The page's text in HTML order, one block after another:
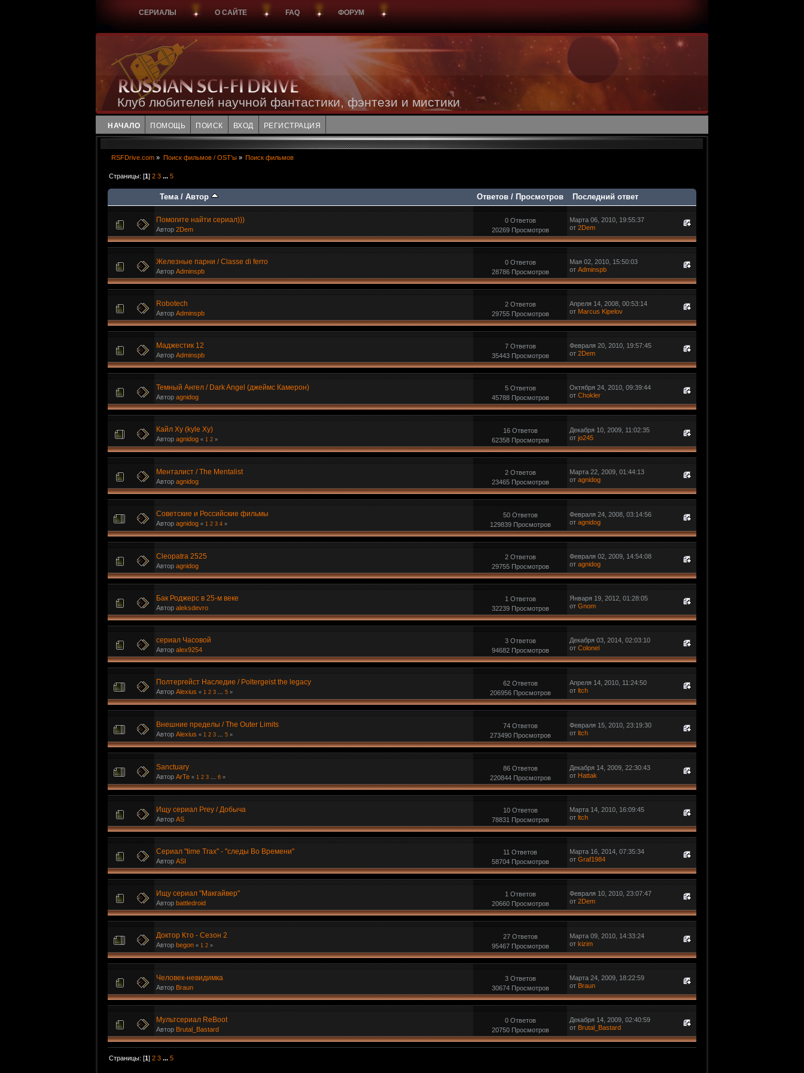
СЕРИАЛЫ О САЙТЕ FAQ ФОРУМ
Клуб любителей научной фантастики, фэнтези и мистики
НАЧАЛО ПОМОЩЬ ПОИСК ВХОД РЕГИСТРАЦИЯ
RSFDrive.com » Поиск фильмов / OST'ы» Поиск фильмов
Страницы: [1]2 3 ...5
Тема/Автор Ответов / Просмотров Последний ответ
Помогите найти сериал)))
Автор 2Dem
0 Ответов
20269 Просмотров
Марта 06, 2010, 19:55:37
от 2Dem
Железные парни / Сlasse di ferro
Автор Adminspb
0 Ответов
28786 Просмотров
Мая 02, 2010, 15:50:03
от Adminspb
Robotech
Автор Adminspb
2 Ответов
29755 Просмотров
Апреля 14, 2008, 00:53:14
от Marcus Kipelov
Маджестик 12
Автор Adminspb
7 Ответов
35443 Просмотров
Февраля 20, 2010, 19:57:45
от 2Dem
Темный Ангел / Dark Angel (джеймс Камерон)
Автор agnidog
5 Ответов
45788 Просмотров
Октября 24, 2010, 09:39:44
от Chokler
Кайл Xy (kyle Xy)
Автор agnidog « 1 2 »
16 Ответов
62358 Просмотров
Декабря 10, 2009, 11:02:35
от jo245
Менталист / The Mentalist
Автор agnidog
2 Ответов
23465 Просмотров
Марта 22, 2009, 01:44:13
от agnidog
Советские и Российские фильмы
Автор agnidog « 1 2 3 4 »
50 Ответов
129839 Просмотров
Февраля 24, 2008, 03:14:56
от agnidog
Cleopatra 2525
Автор agnidog
2 Ответов
29755 Просмотров
Февраля 02, 2009, 14:54:08
от agnidog
Бак Роджерс в 25-м веке
Автор aleksdevro
1 Ответов
32239 Просмотров
Января 19, 2012, 01:28:05
от Gnom
сериал Часовой
Автор alex9254
3 Ответов
94682 Просмотров
Декабря 03, 2014, 02:03:10
от Colonel
Полтергейст Наследие / Poltergeist the legacy
Автор Alexius « 1 2 3 ... 5 »
62 Ответов
206956 Просмотров
Апреля 14, 2010, 11:24:50
от ltch
Внешние пределы / The Outer Limits
Автор Alexius « 1 2 3 ... 5 »
74 Ответов
273490 Просмотров
Февраля 15, 2010, 23:19:30
от ltch
Sanctuary
Автор ArTe « 1 2 3 ... 6 »
86 Ответов
220844 Просмотров
Декабря 14, 2009, 22:30:43
от Hattak
Ищу сериал Prey / Добыча
Автор AS
10 Ответов
78831 Просмотров
Марта 14, 2010, 16:09:45
от ltch
Сериал "time Trax" - "следы Во Времени"
Автор ASI
11 Ответов
58704 Просмотров
Марта 16, 2014, 07:35:34
от Graf1984
Ищу сериал "Макгайвер"
Автор battledroid
1 Ответов
20660 Просмотров
Февраля 10, 2010, 23:07:47
от 2Dem
Доктор Кто - Сезон 2
Автор begon « 1 2 »
27 Ответов
95467 Просмотров
Марта 09, 2010, 14:33:24
от kizim
Человек-невидимка
Автор Braun
3 Ответов
30674 Просмотров
Марта 24, 2009, 18:22:59
от Braun
Мультсериал ReBoot
Автор Brutal_Bastard
0 Ответов
20750 Просмотров
Декабря 14, 2009, 02:40:59
от Brutal_Bastard
Страницы: [1]2 3 ...5